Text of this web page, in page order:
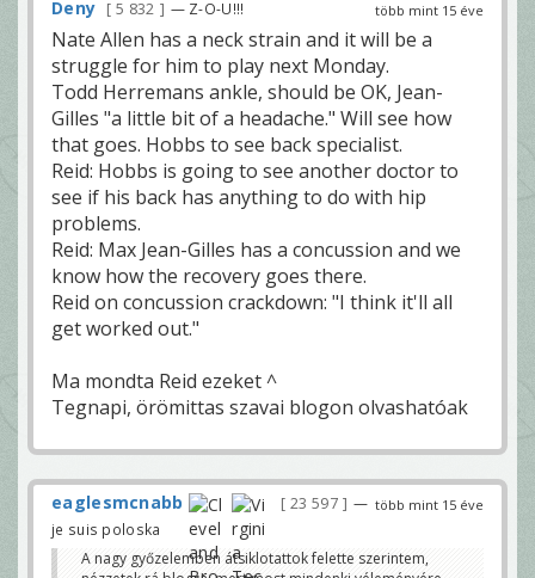
több mint 15 éve
Deny 5 832 — Z-O-U!!!
Nate Allen has a neck strain and it will be a
struggle for him to play next Monday.
Todd Herremans ankle, should be OK, Jean-
Gilles "a little bit of a headache." Will see how
that goes. Hobbs to see back specialist.
Reid: Hobbs is going to see another doctor to
see if his back has anything to do with hip
problems.
Reid: Max Jean-Gilles has a concussion and we
know how the recovery goes there.
Reid on concussion crackdown: "I think it'll all
get worked out."
Ma mondta Reid ezeket ^
Tegnapi, örömittas szavai blogon olvashatóak
több mint 15 éve
eaglesmcnabb 23 597
—
je suis poloska
A nagy győzelemben átsiklotattok felette szerintem,